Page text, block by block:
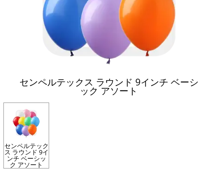
センペルテックス ラウンド 9インチ ベーシ
ック アソート
センペルテック
ス ラウンド 9イ
ンチ ベーシッ
ク アソート